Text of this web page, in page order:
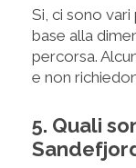
Si, ci sono
base alla
percorsa.
e non
5. Quali